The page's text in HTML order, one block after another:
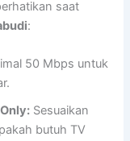
saat
:
50 Mbps untuk
Sesuaikan
butuh TV